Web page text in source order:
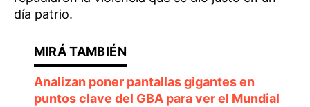
día patrio.
Analizan poner pantallas gigantes en
puntos clave del GBA para ver el Mundial